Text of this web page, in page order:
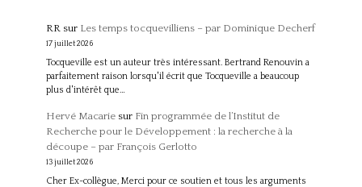
RRsur Les temps tocquevilliens – par Dominique Decherf
17 juillet 2026
Tocqueville est un auteur très intéressant. Bertrand Renouvin a
parfaitement raison lorsqu'il écrit que Tocqueville a beaucoup
plus d'intérêt que…
Hervé Macariesur Fin programmée de l’Institut de
Recherche pour le Développement : la recherche à la
découpe – par François Gerlotto
13 juillet 2026
Cher Ex-collègue, Merci pour ce soutien et tous les arguments